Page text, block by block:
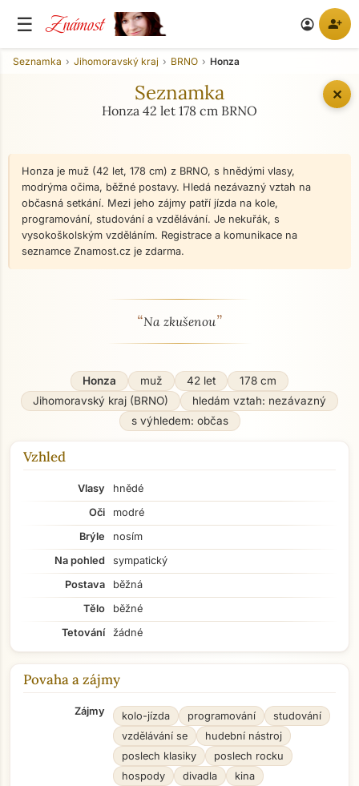
☰ Známost account_circle person_add
✕
Seznamka Jihomoravský kraj BRNO Honza
Seznamka
Honza 42 let 178 cm BRNO
Honza je muž (42 let, 178 cm) z BRNO, s hnědými vlasy,
modrýma očima, běžné postavy. Hledá nezávazný vztah na
občasná setkání. Mezi jeho zájmy patří jízda na kole,
programování, studování a vzdělávání. Je nekuřák, s
vysokoškolským vzděláním. Registrace a komunikace na
seznamce Znamost.cz je zdarma.
O mně - seznamka profil
“Na zkušenou”
Honza muž 42 let
178 cm
Jihomoravský kraj (BRNO)
hledám vztah: nezávazný
s výhledem: občas
Vzhled
Vlasy
hnědé
Oči
modré
Brýle
nosím
Na pohled
sympatický
Postava
běžná
Tělo
běžné
Tetování
žádné
Povaha a zájmy
Zájmy kolo-jízda programování
studování
vzdělávání se
hudební nástroj
poslech klasiky
poslech rocku
hospody
divadla kina